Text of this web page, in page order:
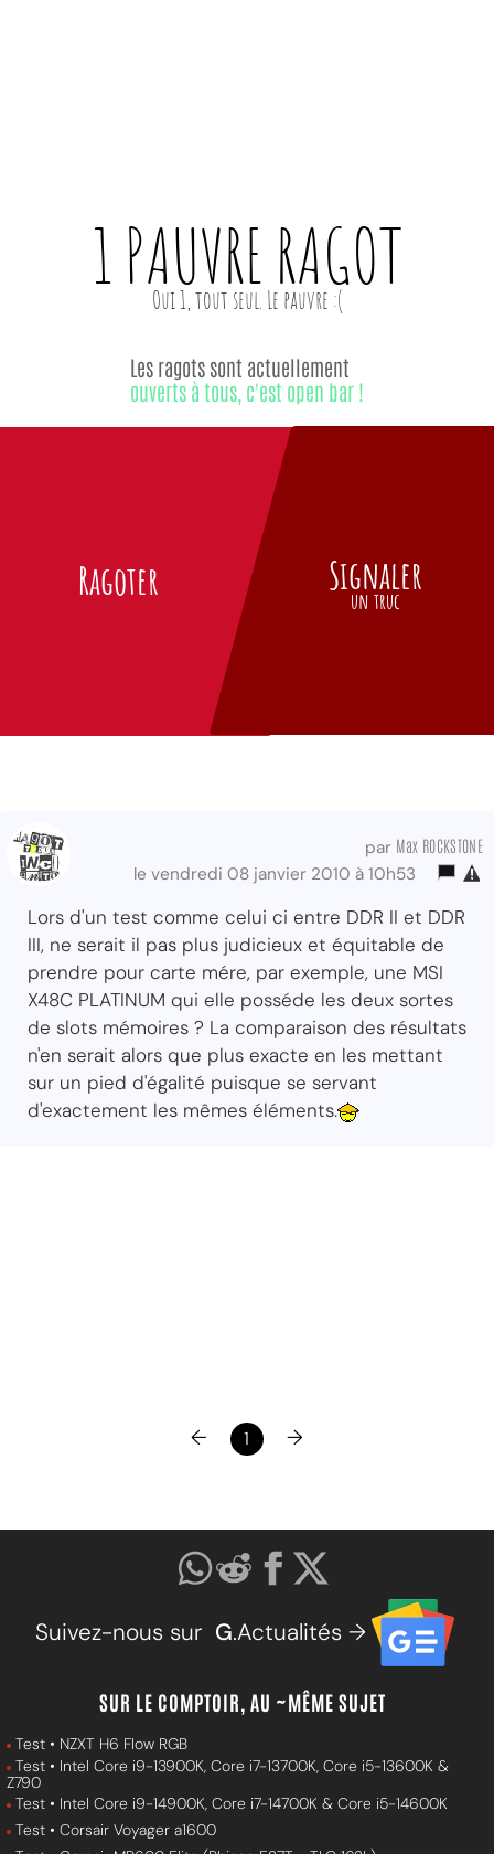
1 PAUVRE RAGOT
Ragoter
Les ragots sont actuellement
ouverts à tous, c'est open bar !
Signaler
un truc
par Max ROCKSTONE
le vendredi 08 janvier 2010 à 10h53
Lors d'un test comme celui ci entre DDR II et DDR
III, ne serait il pas plus judicieux et équitable de
prendre pour carte mére, par exemple, une MSI
X48C PLATINUM qui elle posséde les deux sortes
de slots mémoires ? La comparaison des résultats
n'en serait alors que plus exacte en les mettant
sur un pied d'égalité puisque se servant
d'exactement les mêmes éléments.
← 1 →
Suivez-nous sur G.Actualités →
SUR LE COMPTOIR, AU ~MÊME SUJET
Test • NZXT H6 Flow RGB
Test • Intel Core i9-13900K, Core i7-13700K, Core i5-13600K &
Z790
Test • Intel Core i9-14900K, Core i7-14700K & Core i5-14600K
Test • Corsair Voyager a1600